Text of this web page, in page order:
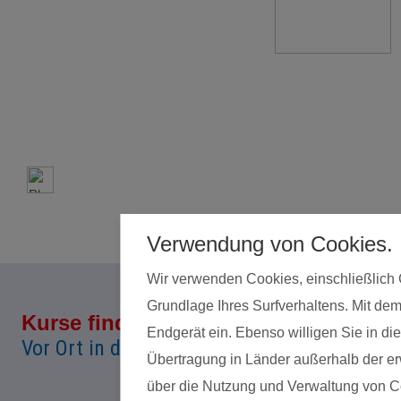
Kurse finden
Vor Ort in deiner Nähe!
Verwendung von Cookies.
Wir verwenden Cookies, einschließlich
Grundlage Ihres Surfverhaltens. Mit
Endgerät ein. Ebenso willigen Sie in
Übertragung in Länder außerhalb der
über die Nutzung und Verwaltung von